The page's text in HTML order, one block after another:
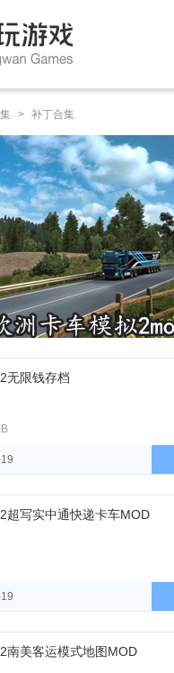
> 补丁合集
无限钱存档
超写实中通快递卡车MOD
南美客运模式地图MOD